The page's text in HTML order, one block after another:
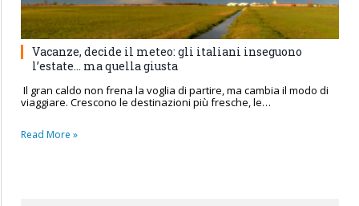
Vacanze, decide il meteo: gli italiani inseguono
l’estate… ma quella giusta
Il gran caldo non frena la voglia di partire, ma cambia il modo di
viaggiare. Crescono le destinazioni più fresche, le…
Read More »